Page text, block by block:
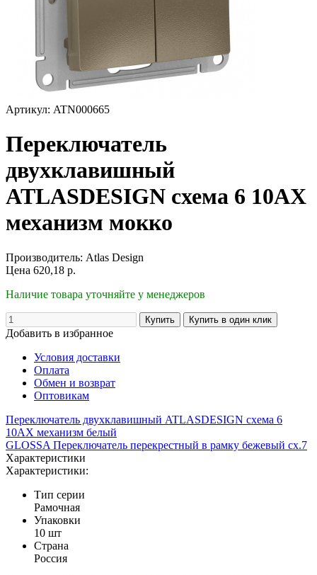
Артикул: ATN000665
Переключатель
двухклавишный
ATLASDESIGN схема 6 10АХ
механизм мокко
Производитель: Atlas Design
Цена 620,18 р.
Наличие товара уточняйте у менеджеров
Добавить в избранное
Условия доставки
Оплата
Обмен и возврат
Оптовикам
Переключатель двухклавишный ATLASDESIGN схема 6
10АХ механизм белый
GLOSSA Переключатель перекрестный в рамку бежевый сх.7
Характеристики
Характеристики:
Тип серии
Рамочная
Упаковки
10 шт
Страна
Россия